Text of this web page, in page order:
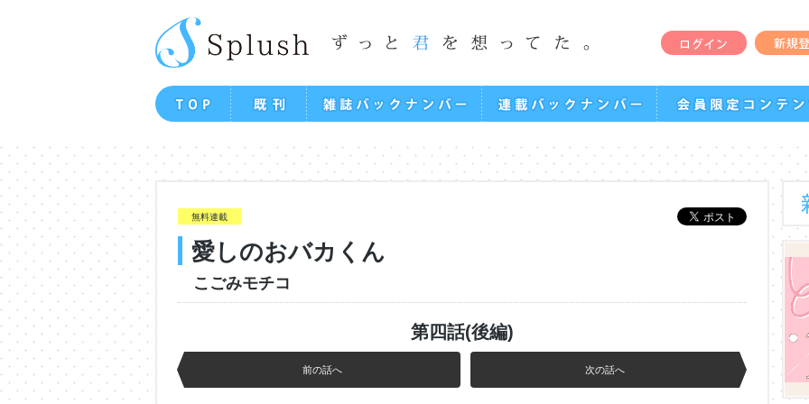
無料連載
愛しのおバカくん
こごみモチコ
第四話(後編)
前の話へ 次の話へ